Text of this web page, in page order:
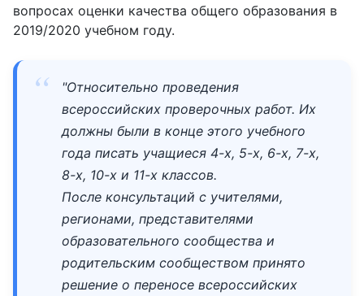
вопросах оценки качества общего образования в
2019/2020 учебном году.
"Относительно проведения
всероссийских проверочных работ. Их
должны были в конце этого учебного
года писать учащиеся 4-х, 5-х, 6-х, 7-х,
8-х, 10-х и 11-х классов.
После консультаций с учителями,
регионами, представителями
образовательного сообщества и
родительским сообществом принято
решение о переносе всероссийских